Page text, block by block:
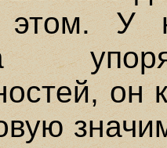
У
он